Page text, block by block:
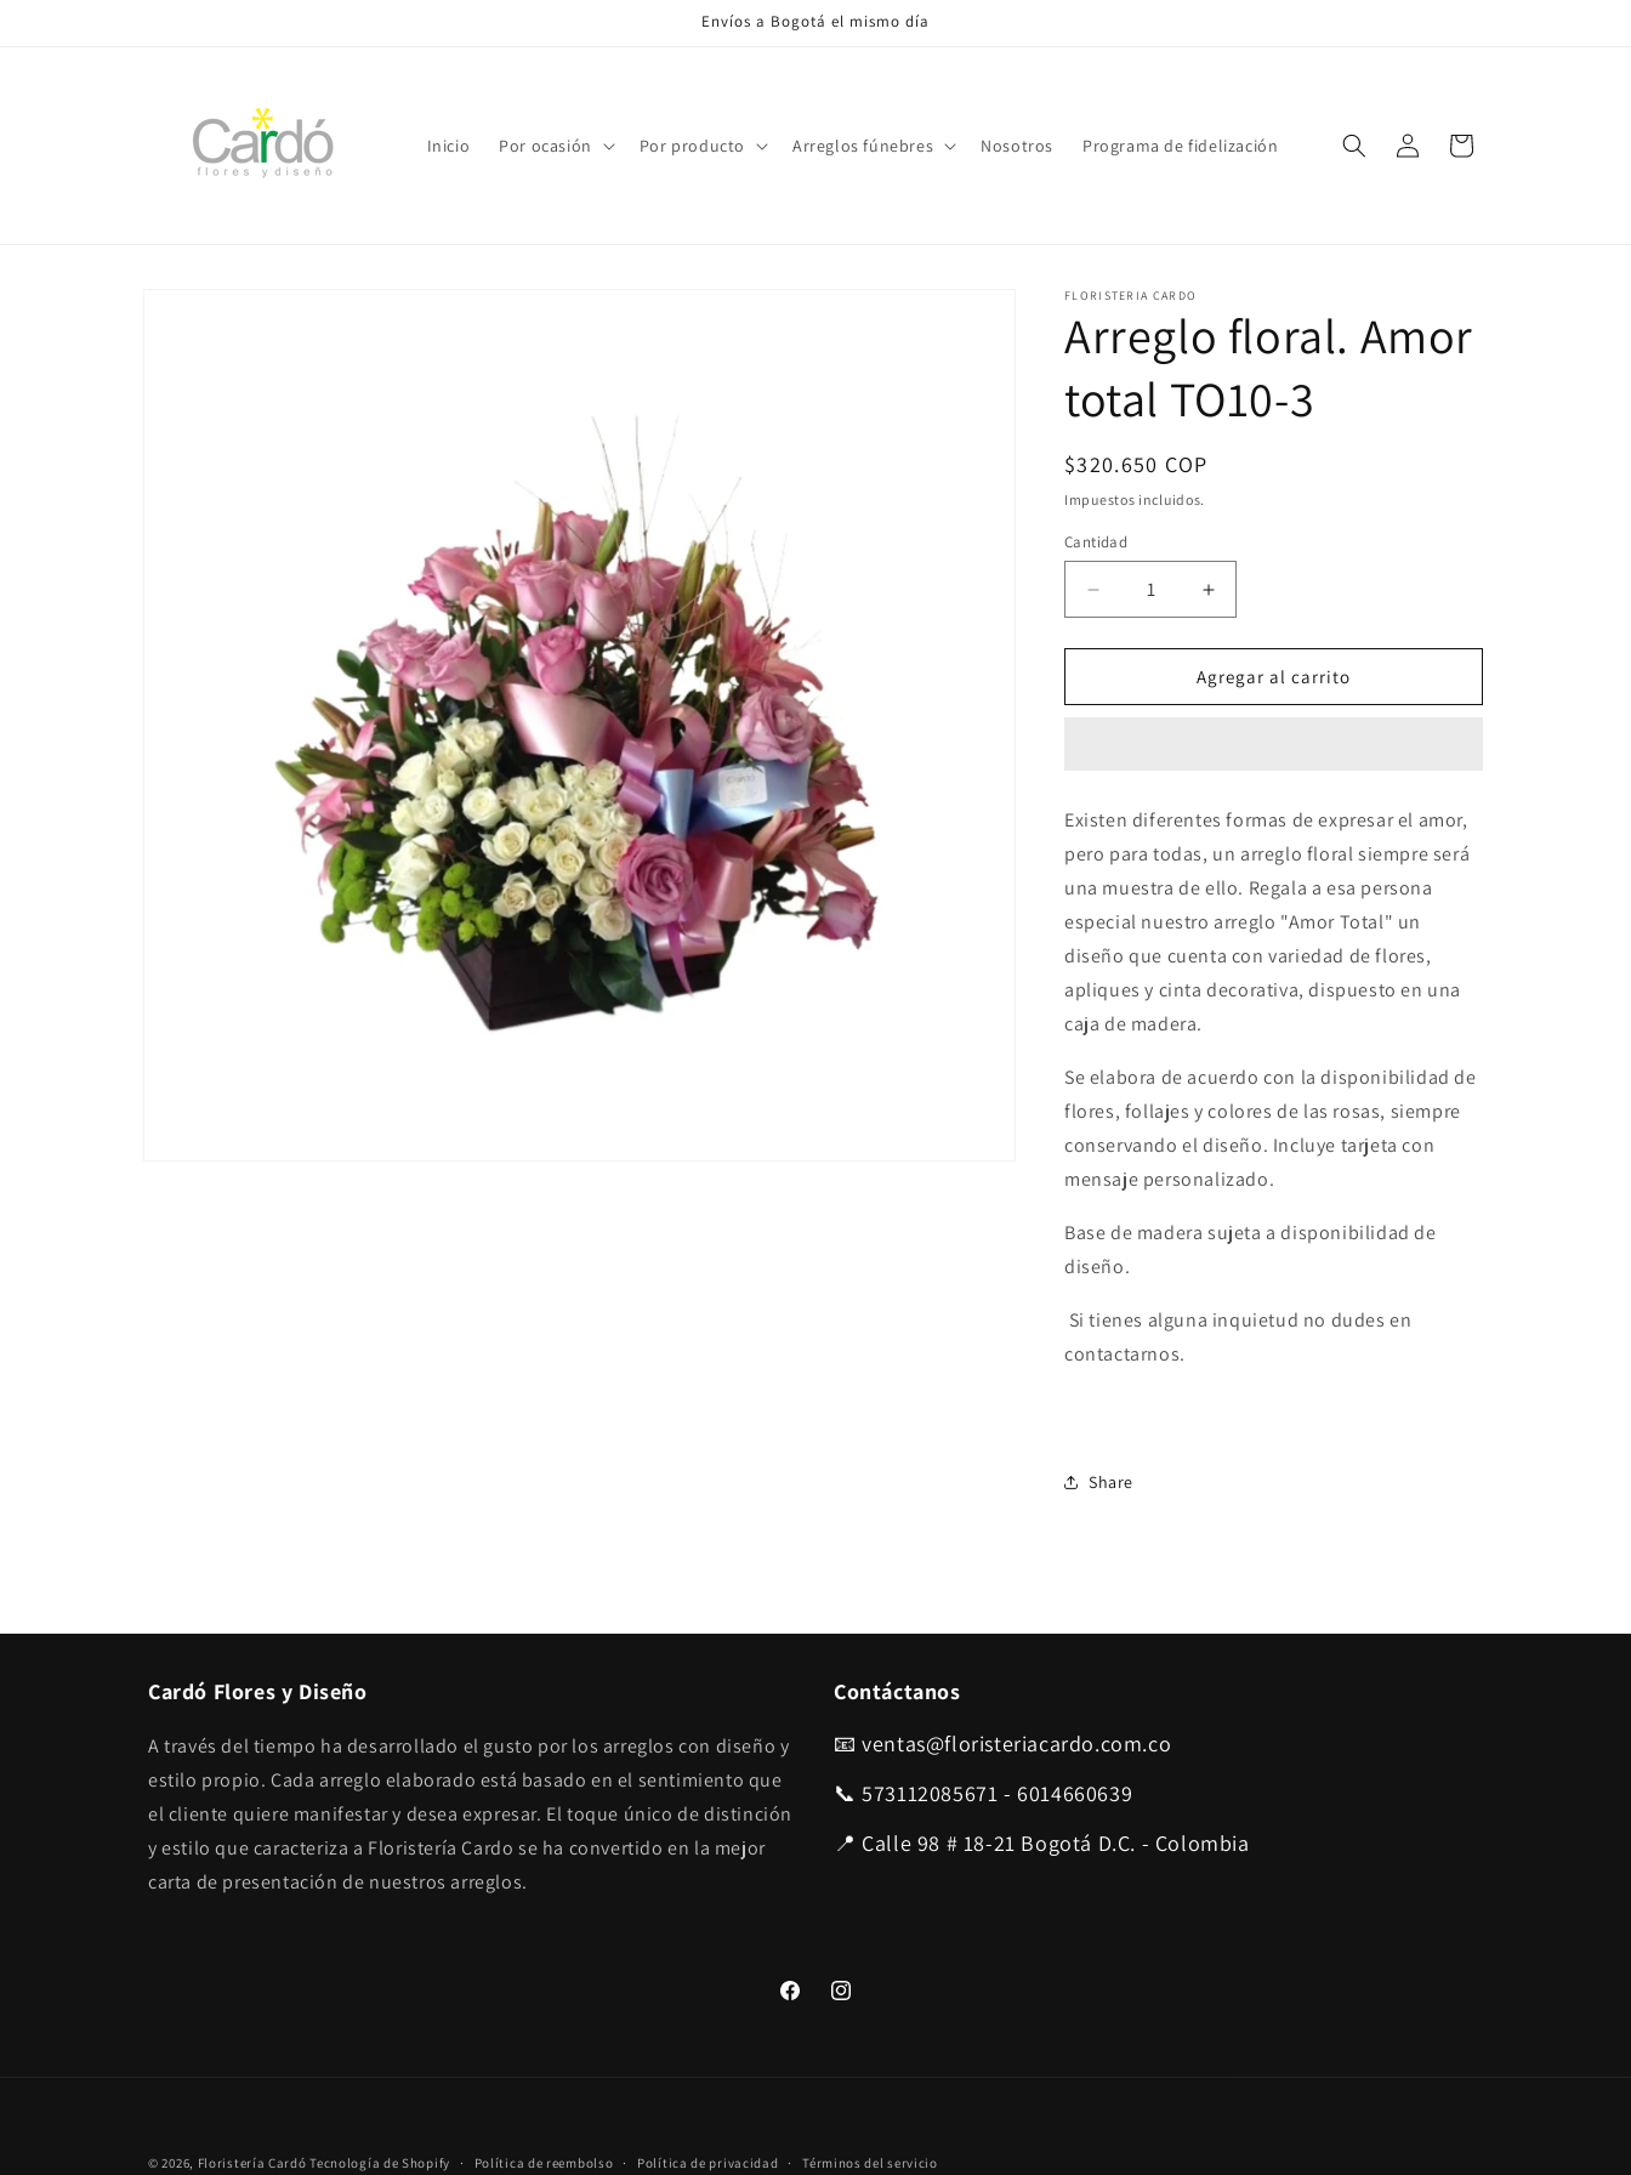
Envíos a Bogotá el mismo día
Inicio Por ocasión Por producto Arreglos fúnebres Nosotros Programa de fidelización
Iniciar
sesión
Carrito
FLORISTERIA CARDO
Arreglo floral. Amor
total TO10-3
Precio
habitual
$320.650 COP
Impuestos incluidos.
Cantidad
Reducir
cantidad
para
floral.
Aumentar
cantidad
para
Arreglo
floral.
Agregar al carrito
Existen diferentes formas de expresar el amor,
pero para todas, un arreglo floral siempre será
una muestra de ello. Regala a esa persona
especial nuestro arreglo "Amor Total" un
diseño que cuenta con variedad de flores,
apliques y cinta decorativa, dispuesto en una
caja de madera.
Se elabora de acuerdo con la disponibilidad de
flores, follajes y colores de las rosas, siempre
conservando el diseño. Incluye tarjeta con
mensaje personalizado.
Base de madera sujeta a disponibilidad de
diseño.
Si tienes alguna inquietud no dudes en
contactarnos.
Share
Cardó Flores y Diseño
A través del tiempo ha desarrollado el gusto por los arreglos con diseño y
estilo propio. Cada arreglo elaborado está basado en el sentimiento que
el cliente quiere manifestar y desea expresar. El toque único de distinción
y estilo que caracteriza a Floristería Cardo se ha convertido en la mejor
carta de presentación de nuestros arreglos.
Contáctanos
📧 ventas@floristeriacardo.com.co
📞 573112085671 - 6014660639
📍 Calle 98 # 18-21 Bogotá D.C. - Colombia
FacebookInstagram
© 2026, Floristería Cardó Tecnología de Shopify Política de reembolso Política de privacidad Términos del servicio